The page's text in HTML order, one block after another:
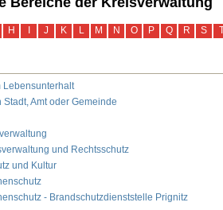
H J K L M N O P Q R S
Lebensunterhalt
Amt oder Gemeinde
und Rechtsschutz
und Kultur
- Brandschutzdienststelle Prignitz